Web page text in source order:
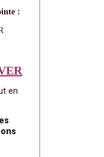
:
en